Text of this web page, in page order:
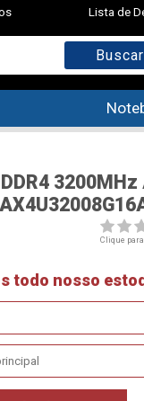
Lista de
Clique
todo nosso